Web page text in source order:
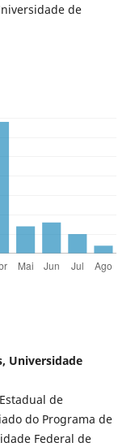
de
Universidade
de
do Programa de
Federal de